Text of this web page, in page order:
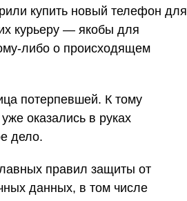
купить новый телефон для
курьеру — якобы для
либо о происходящем
потерпевшей. К тому
оказались в руках
дело.
правил защиты от
данных, в том числе